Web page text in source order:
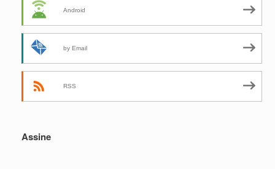
Android
by Email
RSS
Assine